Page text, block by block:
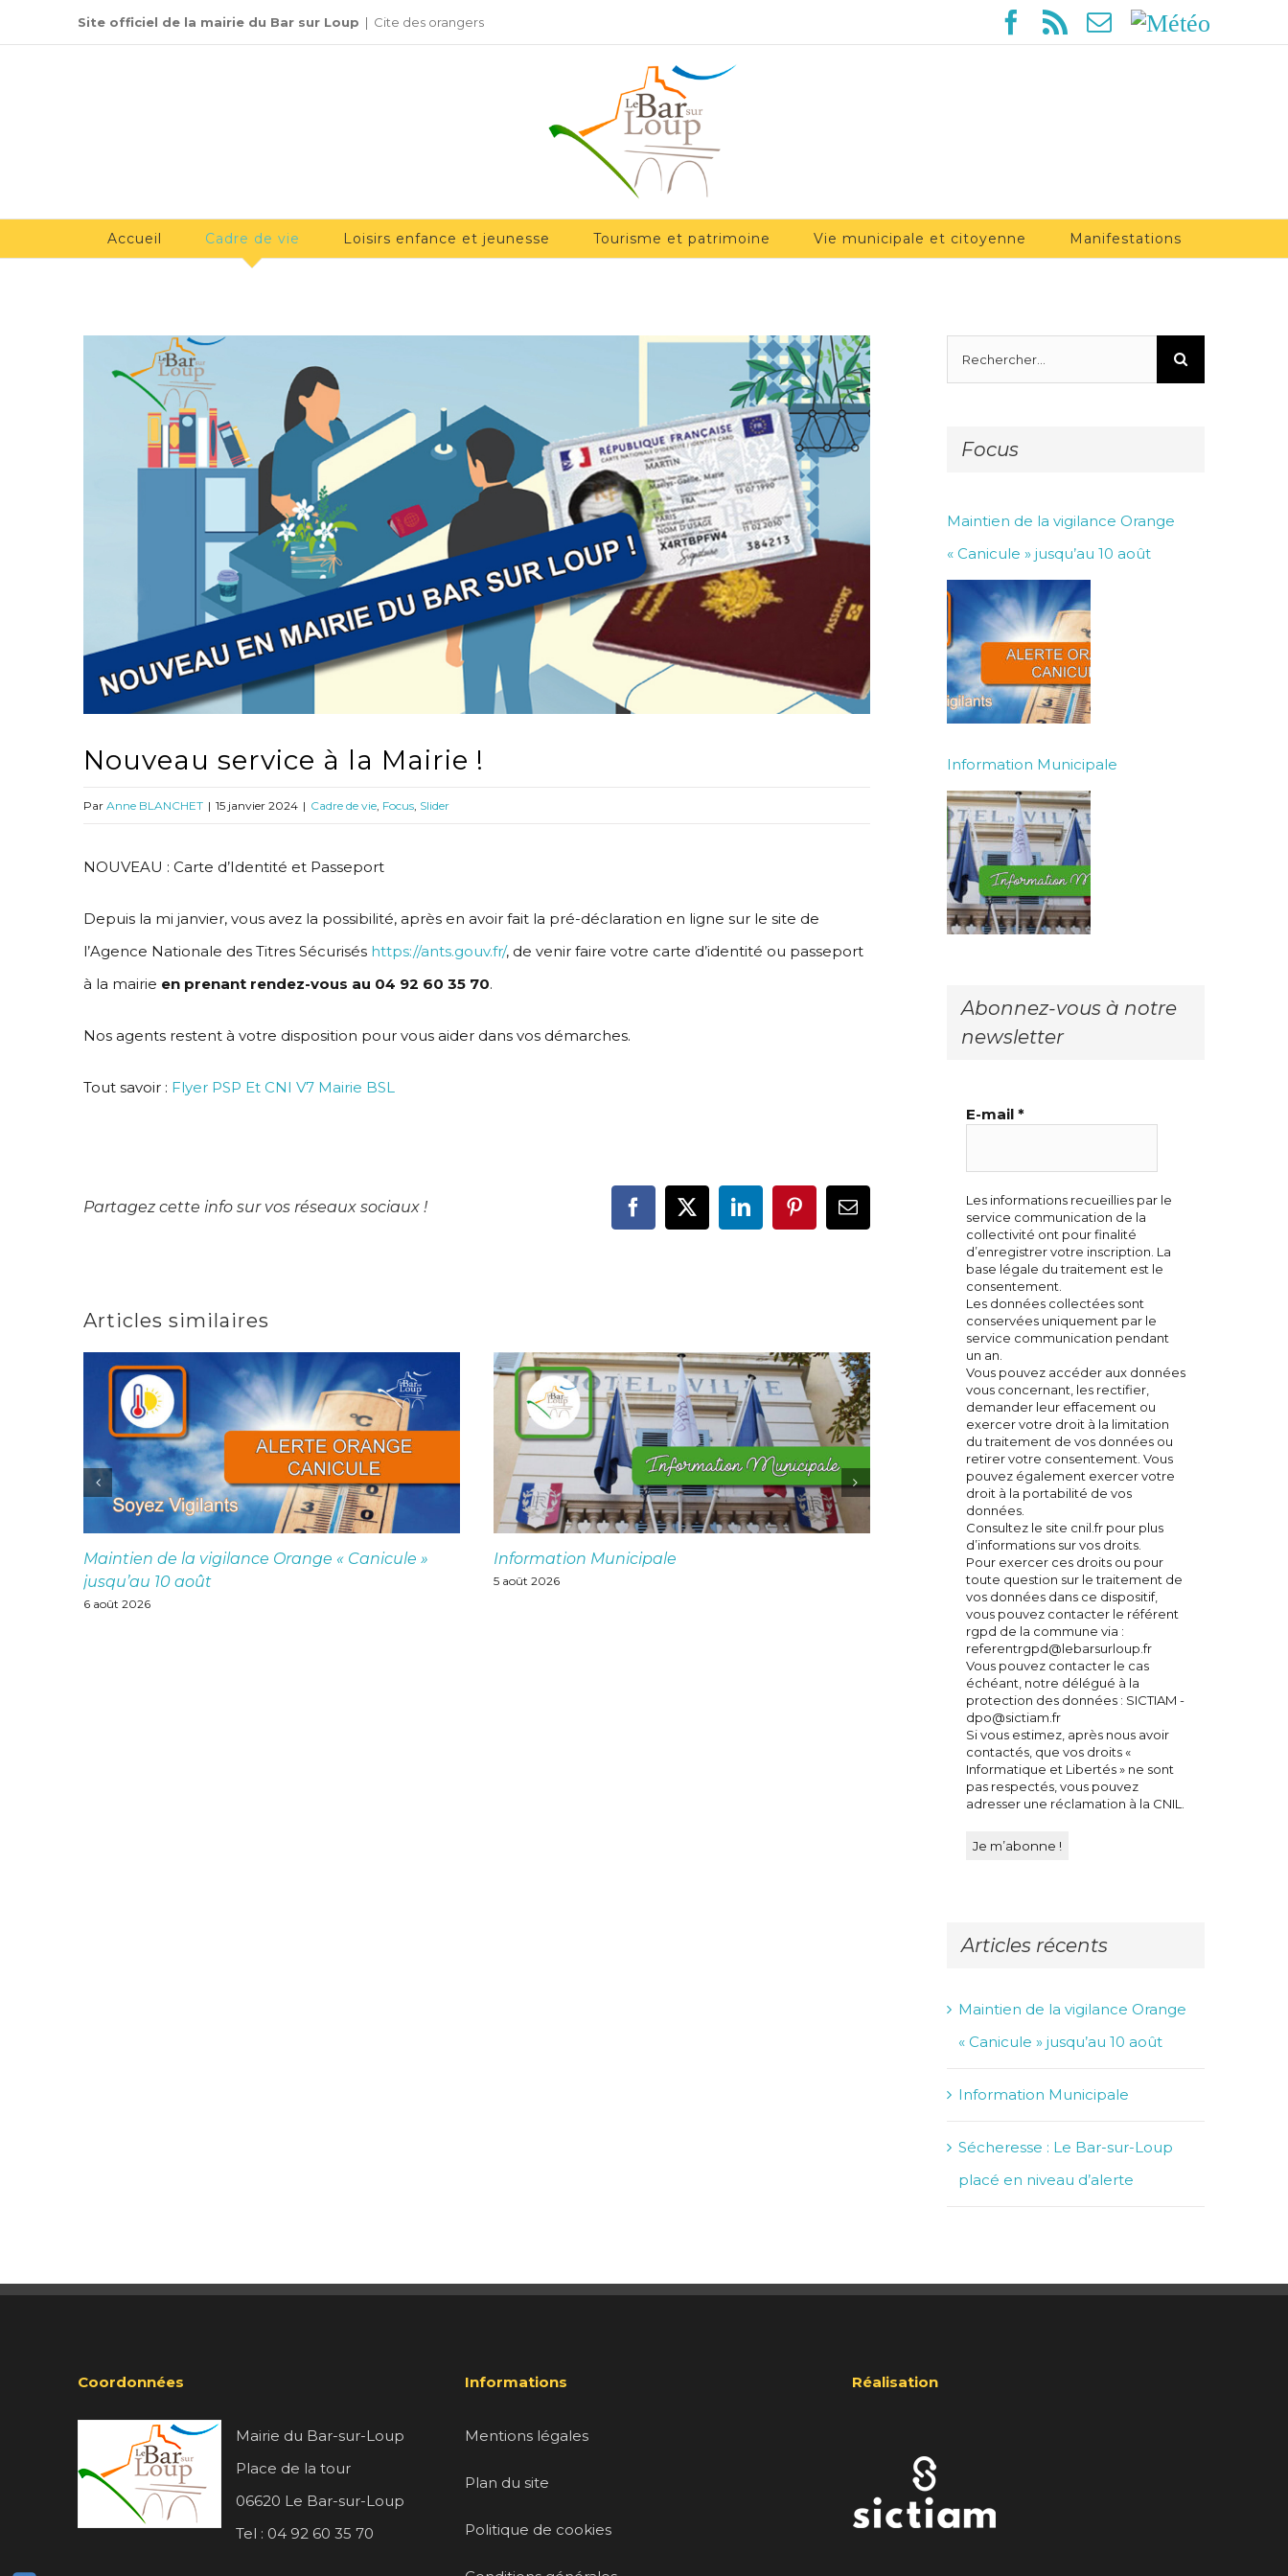
au
Site officiel de la mairie du Bar sur Loup | Cite des orangers Facebook
Rss Email
Météo
Accueil Cadre de vie Loisirs enfance et jeunesse Tourisme et patrimoine Vie municipale et citoyenne Manifestations
l'image
Nouveau service à la Mairie !
Par Anne BLANCHET | 15 janvier 2024 | Cadre de vie, Focus, Slider
NOUVEAU : Carte d’Identité et Passeport
Depuis la mi janvier, vous avez la possibilité, après en avoir fait la pré-déclaration en ligne sur le site de
l’Agence Nationale des Titres Sécurisés https://ants.gouv.fr/, de venir faire votre carte d’identité ou passeport
à la mairie en prenant rendez-vous au 04 92 60 35 70.
Nos agents restent à votre disposition pour vous aider dans vos démarches.
Tout savoir : Flyer PSP Et CNI V7 Mairie BSL
Partagez cette info sur vos réseaux sociaux ! Facebook
X LinkedInPinterestEmail
Articles similaires
Maintien de la vigilance Orange « Canicule »
jusqu’au 10 août
6 août 2026
Information Municipale
5 août 2026
Sécheresse : Le Bar-sur-Loup placé en niveau
25 juillet 2026
Focus
Maintien de la vigilance Orange
« Canicule » jusqu’au 10 août
Information Municipale
Abonnez-vous à notre
newsletter
E-mail *
Les informations recueillies par le
service communication de la
collectivité ont pour finalité
d’enregistrer votre inscription. La
base légale du traitement est le
consentement.
Les données collectées sont
conservées uniquement par le
service communication pendant
un an.
Vous pouvez accéder aux données
vous concernant, les rectifier,
demander leur effacement ou
exercer votre droit à la limitation
du traitement de vos données ou
retirer votre consentement. Vous
pouvez également exercer votre
droit à la portabilité de vos
données.
Consultez le site cnil.fr pour plus
d’informations sur vos droits.
Pour exercer ces droits ou pour
toute question sur le traitement de
vos données dans ce dispositif,
vous pouvez contacter le référent
rgpd de la commune via :
referentrgpd@lebarsurloup.fr
Vous pouvez contacter le cas
échéant, notre délégué à la
protection des données : SICTIAM -
dpo@sictiam.fr
Si vous estimez, après nous avoir
contactés, que vos droits «
Informatique et Libertés » ne sont
pas respectés, vous pouvez
adresser une réclamation à la CNIL.
Articles récents
Maintien de la vigilance Orange
« Canicule » jusqu’au 10 août
Information Municipale
Sécheresse : Le Bar-sur-Loup
placé en niveau d’alerte
Coordonnées
Mairie du Bar-sur-Loup
Place de la tour
06620 Le Bar-sur-Loup
Tel : 04 92 60 35 70
Informations
Mentions légales
Plan du site
Politique de cookies
Réalisation